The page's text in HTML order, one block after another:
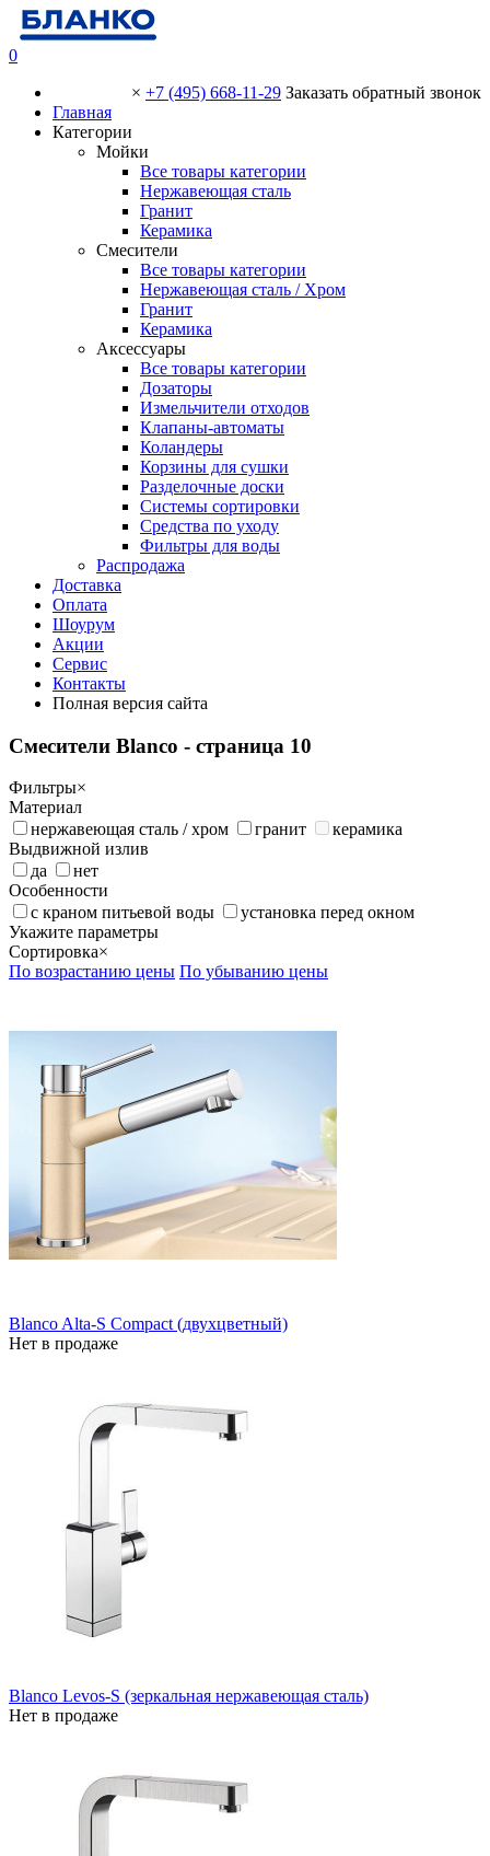
0
× +7 (495) 668-11-29 Заказать обратный звонок
Главная
Категории
Мойки
Все товары категории
Нержавеющая сталь
Гранит
Керамика
Смесители
Все товары категории
Нержавеющая сталь / Хром
Гранит
Керамика
Аксессуары
Все товары категории
Дозаторы
Измельчители отходов
Клапаны-автоматы
Коландеры
Корзины для сушки
Разделочные доски
Системы сортировки
Средства по уходу
Фильтры для воды
Распродажа
Доставка
Оплата
Шоурум
Акции
Сервис
Контакты
Полная версия сайта
Смесители Blanco - страница 10
Фильтры×
Материал
нержавеющая сталь / хром
гранит
керамика
Выдвижной излив
да
нет
Особенности
с краном питьевой воды
установка перед окном
Укажите параметры
Сортировка×
По возрастанию цены По убыванию цены
Blanco Alta-S Compact (двухцветный)
Нет в продаже
Blanco Levos-S (зеркальная нержавеющая сталь)
Нет в продаже